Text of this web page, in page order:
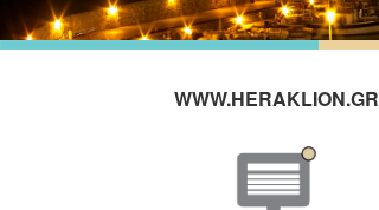
WWW.HERAKLION.GR